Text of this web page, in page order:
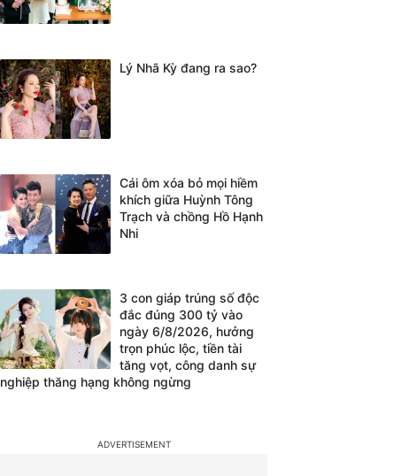
Lý Nhã Kỳ đang ra sao?
Cái ôm xóa bỏ mọi hiềm
khích giữa Huỳnh Tông
Trạch và chồng Hồ Hạnh
Nhi
3 con giáp trúng số độc
đắc đúng 300 tỷ vào
ngày 6/8/2026, hưởng
trọn phúc lộc, tiền tài
tăng vọt, công danh sự
nghiệp thăng hạng không ngừng